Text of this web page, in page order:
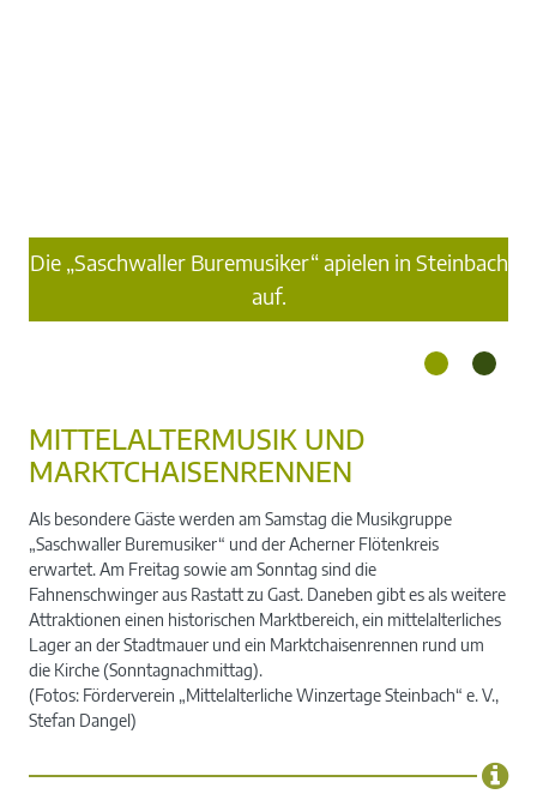
Die „Saschwaller Buremusiker“ apielen in Steinbach
auf.
MITTELALTERMUSIK UND
MARKTCHAISENRENNEN
Als besondere Gäste werden am Samstag die Musikgruppe
„Saschwaller Buremusiker“ und der Acherner Flötenkreis
erwartet. Am Freitag sowie am Sonntag sind die
Fahnenschwinger aus Rastatt zu Gast. Daneben gibt es als weitere
Attraktionen einen historischen Marktbereich, ein mittelalterliches
Lager an der Stadtmauer und ein Marktchaisenrennen rund um
die Kirche (Sonntagnachmittag).
(Fotos: Förderverein „Mittelalterliche Winzertage Steinbach“ e. V.,
Stefan Dangel)